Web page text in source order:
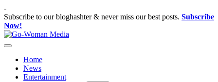
Skip
to
content
-
Subscribe to our bloghashter & never miss our best posts. Subscribe
Now!
Portal
Untuk
Wanita
Indonesia
Home
News
Entertainment